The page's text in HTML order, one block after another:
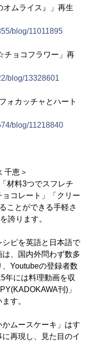
ムライス』」再生
blog/11011895
チョコフラワー」再
blog/13328601
ォカッチャとハート
blog/11218840
千恵＞
材料3つでスフレチ
コレート」「クリー
ことができる手軽さ
誇ります。
ピを英語と日本語で
、国内外問わず数多
Youtubeの登録者数
年には料理動画を収
刊)」
す。
ムースケーキ」はす
再現し、見た目のイ